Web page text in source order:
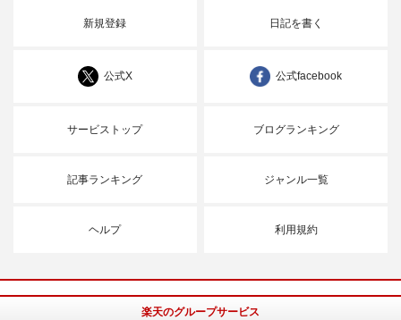
新規登録 日記を書く
公式X 公式facebook
サービストップ ブログランキング
記事ランキング ジャンル一覧
ヘルプ 利用規約
楽天のグループサービス